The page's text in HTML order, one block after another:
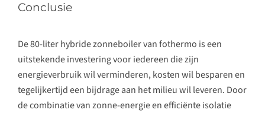
Conclusie
De 80-liter hybride zonneboiler van fothermo is een
uitstekende investering voor iedereen die zijn
energieverbruik wil verminderen, kosten wil besparen en
tegelijkertijd een bijdrage aan het milieu wil leveren. Door
de combinatie van zonne-energie en efficiënte isolatie